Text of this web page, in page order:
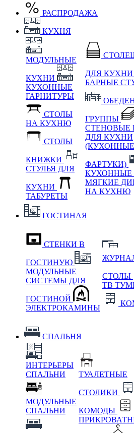
РАСПРОДАЖА
КУХНЯ
МОДУЛЬНЫЕ
КУХНИ
КУХОННЫЕ
ГАРНИТУРЫ
СТОЛЫ
НА КУХНЮ
СТОЛЫ
КНИЖКИ
СТУЛЬЯ ДЛЯ
КУХНИ
ТАБУРЕТЫ
ДЛЯ КУХНИ
БАРНЫЕ
ГРУППЫ
СТЕНОВЫЕ
ДЛЯ КУХНИ
(КУХОННЫЕ
ФАРТУКИ)
КУХОННЫЕ
МЯГКИЕ
НА КУХНЮ
ГОСТИНАЯ
СТЕНКИ В
ГОСТИНУЮ
МОДУЛЬНЫЕ
СИСТЕМЫ ДЛЯ
ГОСТИНОЙ
ЭЛЕКТРОКАМИНЫ
СТОЛЫ
ТВ
СПАЛЬНЯ
ИНТЕРЬЕРЫ
СПАЛЬНИ
МОДУЛЬНЫЕ
СПАЛЬНИ
ТУАЛЕТНЫЕ
СТОЛИКИ
КОМОДЫ